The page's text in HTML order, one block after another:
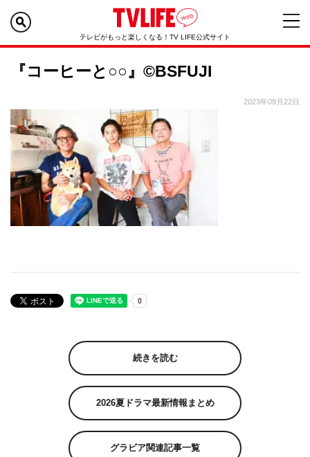
テレビがもっと楽しくなる！TV LIFE公式サイト
『コーヒーと○○』©BSFUJI
2023年09月22日
続きを読む
2026夏ドラマ最新情報まとめ
グラビア関連記事一覧